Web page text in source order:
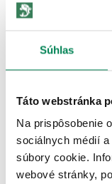
Súhlas
Táto webstránka
Na prispôsobenie
sociálnych médií
súbory cookie.
webové stránky,
ĎALŠIE
ZNAČKY
LETNÝ VÝPREDAJ